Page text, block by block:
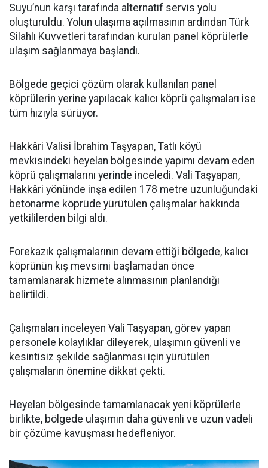
Suyu’nun karşı tarafında alternatif servis yolu
oluşturuldu. Yolun ulaşıma açılmasının ardından Türk
Silahlı Kuvvetleri tarafından kurulan panel köprülerle
ulaşım sağlanmaya başlandı.
Bölgede geçici çözüm olarak kullanılan panel
köprülerin yerine yapılacak kalıcı köprü çalışmaları ise
tüm hızıyla sürüyor.
Hakkâri Valisi İbrahim Taşyapan, Tatlı köyü
mevkisindeki heyelan bölgesinde yapımı devam eden
köprü çalışmalarını yerinde inceledi. Vali Taşyapan,
Hakkâri yönünde inşa edilen 178 metre uzunluğundaki
betonarme köprüde yürütülen çalışmalar hakkında
yetkililerden bilgi aldı.
Forekazık çalışmalarının devam ettiği bölgede, kalıcı
köprünün kış mevsimi başlamadan önce
tamamlanarak hizmete alınmasının planlandığı
belirtildi.
Çalışmaları inceleyen Vali Taşyapan, görev yapan
personele kolaylıklar dileyerek, ulaşımın güvenli ve
kesintisiz şekilde sağlanması için yürütülen
çalışmaların önemine dikkat çekti.
Heyelan bölgesinde tamamlanacak yeni köprülerle
birlikte, bölgede ulaşımın daha güvenli ve uzun vadeli
bir çözüme kavuşması hedefleniyor.